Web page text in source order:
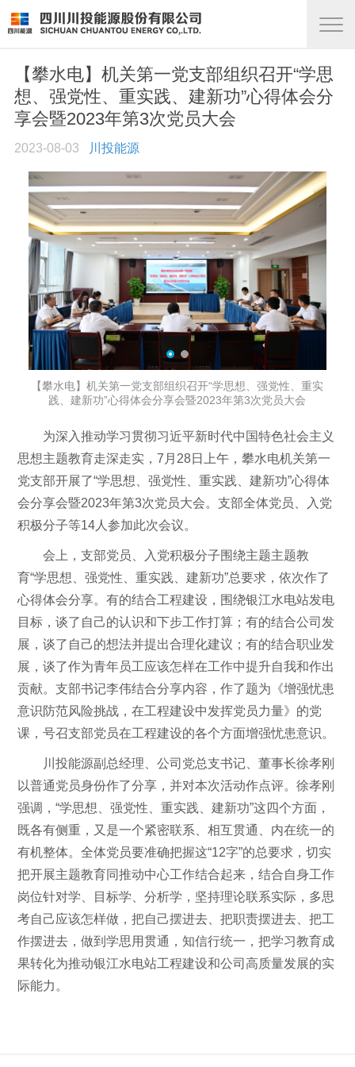
【攀水电】机关第一党支部组织召开“学思
想、强党性、重实践、建新功”心得体会分
享会暨2023年第3次党员大会
2023-08-03 川投能源
【攀水电】机关第一党支部组织召开“学思想、强党性、重实
践、建新功”心得体会分享会暨2023年第3次党员大会
为深入推动学习贯彻习近平新时代中国特色社会主义
思想主题教育走深走实，7月28日上午，攀水电机关第一
党支部开展了“学思想、强党性、重实践、建新功”心得体
会分享会暨2023年第3次党员大会。支部全体党员、入党
积极分子等14人参加此次会议。
会上，支部党员、入党积极分子围绕主题主题教
育“学思想、强党性、重实践、建新功”总要求，依次作了
心得体会分享。有的结合工程建设，围绕银江水电站发电
目标，谈了自己的认识和下步工作打算；有的结合公司发
展，谈了自己的想法并提出合理化建议；有的结合职业发
展，谈了作为青年员工应该怎样在工作中提升自我和作出
贡献。支部书记李伟结合分享内容，作了题为《增强忧患
意识防范风险挑战，在工程建设中发挥党员力量》的党
课，号召支部党员在工程建设的各个方面增强忧患意识。
川投能源副总经理、公司党总支书记、董事长徐孝刚
以普通党员身份作了分享，并对本次活动作点评。徐孝刚
强调，“学思想、强党性、重实践、建新功”这四个方面，
既各有侧重，又是一个紧密联系、相互贯通、内在统一的
有机整体。全体党员要准确把握这“12字”的总要求，切实
把开展主题教育同推动中心工作结合起来，结合自身工作
岗位针对学、目标学、分析学，坚持理论联系实际，多思
考自己应该怎样做，把自己摆进去、把职责摆进去、把工
作摆进去，做到学思用贯通，知信行统一，把学习教育成
果转化为推动银江水电站工程建设和公司高质量发展的实
际能力。